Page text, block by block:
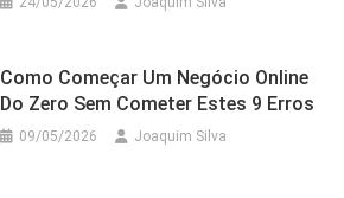
Como Começar Um Negócio Online
Do Zero Sem Cometer Estes 9 Erros
09/05/2026 Joaquim Silva